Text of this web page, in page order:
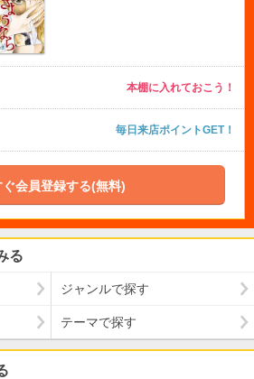
本棚に入れておこう！
毎日来店ポイントGET！
ぐ会員登録する(無料)
る
ジャンルで探す
テーマで探す